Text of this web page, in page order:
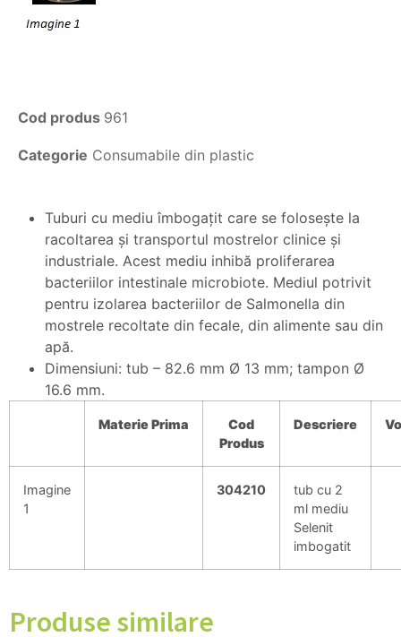
Cod produs 961
Categorie Consumabile din plastic
Tuburi cu mediu îmbogaţit care se foloseşte la
racoltarea şi transportul mostrelor clinice şi
industriale. Acest mediu inhibă proliferarea
bacteriilor intestinale microbiote. Mediul potrivit
pentru izolarea bacteriilor de Salmonella din
mostrele recoltate din fecale, din alimente sau din
apă.
Dimensiuni: tub – 82.6 mm Ø 13 mm; tampon Ø
16.6 mm.
MateriePrima
Cod
Produs
Descriere
Imagine
1
304210
tub cu 2
ml mediu
Selenit
imbogatit
Produse similare